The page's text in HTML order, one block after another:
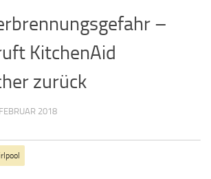
–
KitchenAid
zurück
2018